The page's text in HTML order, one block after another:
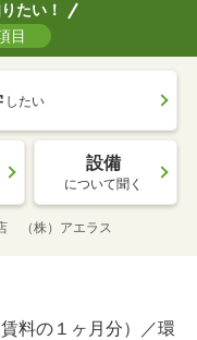
たい！
目
したい
設備
について聞く
（株）アエラス
料の１ヶ月分）／環